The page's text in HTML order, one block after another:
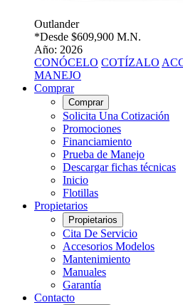
Outlander
*Desde $609,900 M.N.
Año: 2026
CONÓCELO COTÍZALO
MANEJO
Comprar
Comprar
Solicita Una Cotización
Promociones
Financiamiento
Prueba de Manejo
Descargar fichas técnicas
Inicio
Flotillas
Propietarios
Propietarios
Cita De Servicio
Accesorios Modelos
Mantenimiento
Manuales
Garantía
Contacto